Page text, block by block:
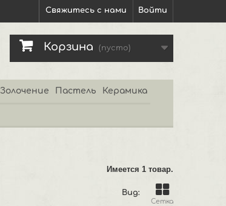
Войти
Свяжитесь с нами
Корзина (пусто)
Золочение Пастель Керамика
Имеется 1 товар.
Вид:
Сетка